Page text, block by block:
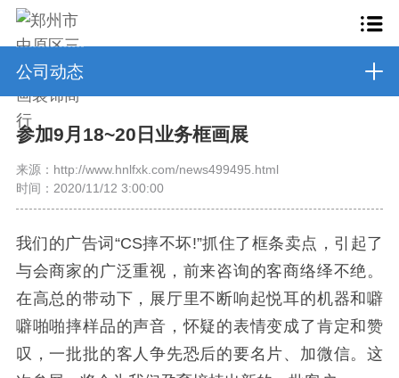
公司动态
参加9月18~20日业务框画展
来源：http://www.hnlfxk.com/news499495.html
时间：2020/11/12 3:00:00
我们的广告词“CS摔不坏!”抓住了框条卖点，引起了
与会商家的广泛重视，前来咨询的客商络绎不绝。
在高总的带动下，展厅里不断响起悦耳的机器和噼
噼啪啪摔样品的声音，怀疑的表情变成了肯定和赞
叹，一批批的客人争先恐后的要名片、加微信。这